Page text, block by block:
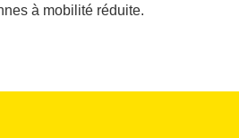
à mobilité réduite.